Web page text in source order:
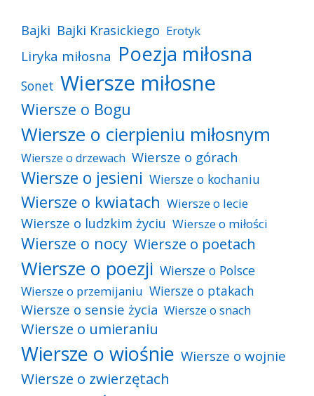
Bajki Bajki Krasickiego Erotyk
Liryka miłosna Poezja miłosna
Sonet Wiersze miłosne
Wiersze o Bogu
Wiersze o cierpieniu miłosnym
Wiersze o drzewach Wiersze o górach
Wiersze o jesieni Wiersze o kochaniu
Wiersze o kwiatach Wiersze o lecie
Wiersze o ludzkim życiu Wiersze o miłości
Wiersze o nocy Wiersze o poetach
Wiersze o poezji Wiersze o Polsce
Wiersze o przemijaniu Wiersze o ptakach
Wiersze o sensie życia Wiersze o snach
Wiersze o umieraniu
Wiersze o wiośnie Wiersze o wojnie
Wiersze o zwierzętach